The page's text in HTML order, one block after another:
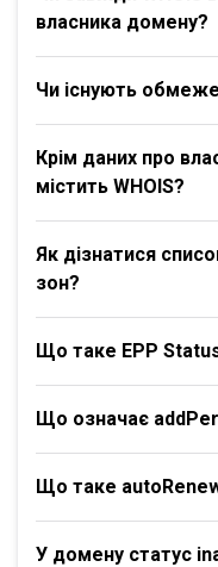
власника домену?
Чи існують
Крім даних про
містить WHOIS?
Як дізнатися
зон?
Що таке EPP
Що означає
Що таке
У домену статус